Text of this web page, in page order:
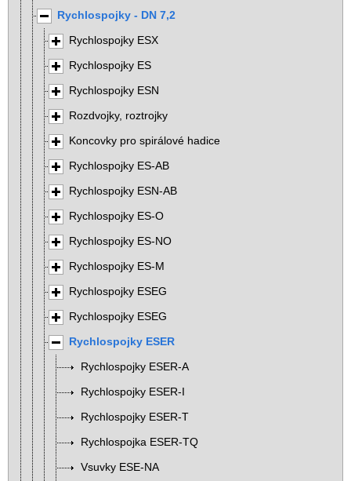
Rychlospojky - DN 7,2
Rychlospojky ESX
Rychlospojky ES
Rychlospojky ESN
Rozdvojky, roztrojky
Koncovky pro spirálové hadice
Rychlospojky ES-AB
Rychlospojky ESN-AB
Rychlospojky ES-O
Rychlospojky ES-NO
Rychlospojky ES-M
Rychlospojky ESEG
Rychlospojky ESEG
Rychlospojky ESER
Rychlospojky ESER-A
Rychlospojky ESER-I
Rychlospojky ESER-T
Rychlospojka ESER-TQ
Vsuvky ESE-NA